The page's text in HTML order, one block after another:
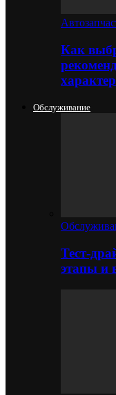
Как
Обслуживание
Тест-
этапы и